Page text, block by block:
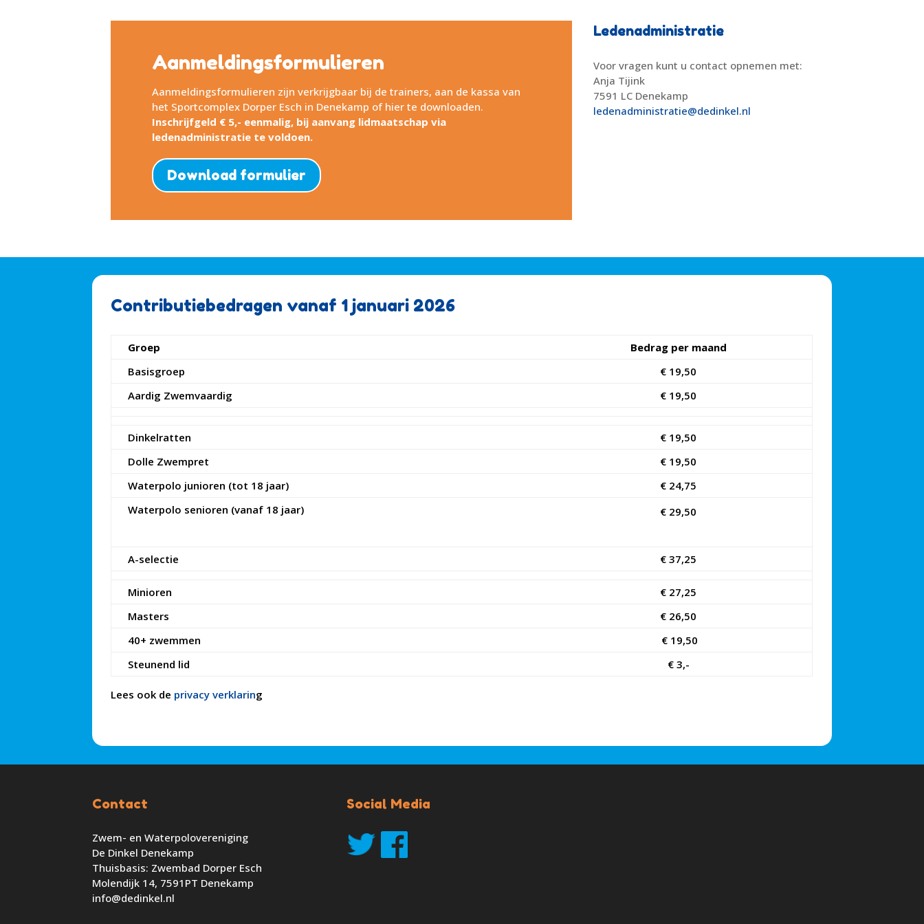
Aanmeldingsformulieren
Aanmeldingsformulieren zijn verkrijgbaar bij de trainers, aan de kassa van
het Sportcomplex Dorper Esch in Denekamp of hier te downloaden.
Inschrijfgeld € 5,- eenmalig, bij aanvang lidmaatschap via
ledenadministratie te voldoen.
Download formulier
Ledenadministratie
Voor vragen kunt u contact opnemen met:
Anja Tijink
7591 LC Denekamp
ledenadministratie@dedinkel.nl
Contributiebedragen vanaf 1 januari 2026
Groep
Bedrag per maand
Basisgroep
€ 19,50
Aardig Zwemvaardig
€ 19,50
Dinkelratten
€ 19,50
Dolle Zwempret
€ 19,50
Waterpolo junioren (tot 18 jaar)
€ 24,75
Waterpolo senioren (vanaf 18 jaar)
€ 29,50
A-selectie € 37,25
Minioren € 27,25
Masters
€ 26,50
40+ zwemmen
€ 19,50
Steunend lid
€ 3,-
Lees ook de privacy verklaring
Contact
Zwem- en Waterpolovereniging
De Dinkel Denekamp
Thuisbasis: Zwembad Dorper Esch
Molendijk 14, 7591PT Denekamp
info@dedinkel.nl
Social Media